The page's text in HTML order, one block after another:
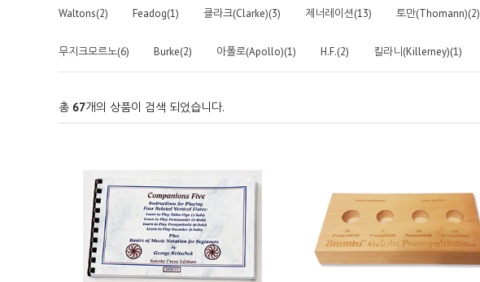
Waltons(2) Feadog(1) 클라크(Clarke)(3) 제너레이션(13) 토만(Thomann)(2)
무지크모르노(6) Burke(2) 아폴로(Apollo)(1) H.F.(2) 킬라니(Killerney)(1)
총 67개의 상품이 검색 되었습니다.